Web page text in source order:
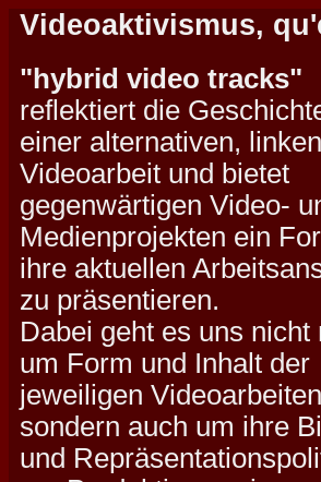
Videoaktivismus,
"hybrid video tracks"
reflektiert die
einer alternativen, linken
Videoarbeit und bietet
gegenwärtigen Video-
Medienprojekten ein
ihre aktuellen
zu präsentieren.
Dabei geht es uns nicht
um Form und Inhalt der
jeweiligen
sondern auch um ihre
und